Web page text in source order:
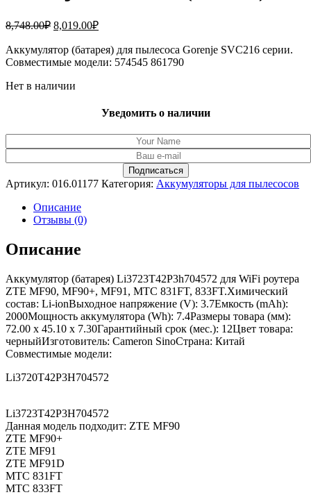
8,748.00₽ Первоначальная
составляла
8,748.00₽.
8,019.00₽Текущая
8,019.00₽.
Аккумулятор (батарея) для пылесоса Gorenje SVC216 серии.
Совместимые модели: 574545 861790
Нет в наличии
Уведомить о наличии
Артикул: 016.01177 Категория: Аккумуляторы для пылесосов
Описание
Отзывы (0)
Описание
Аккумулятор (батарея) Li3723T42P3h704572 для WiFi роутера
ZTE MF90, MF90+, MF91, МТС 831FT, 833FT.Химический
состав: Li-ionВыходное напряжение (V): 3.7Емкость (mAh):
2000Мощность аккумулятора (Wh): 7.4Размеры товара (мм):
72.00 x 45.10 x 7.30Гарантийный срок (мес.): 12Цвет товара:
черныйИзготовитель: Cameron SinoСтрана: Китай
Совместимые модели:
Li3720T42P3H704572
Li3723T42P3H704572
Данная модель подходит: ZTE MF90
ZTE MF90+
ZTE MF91
ZTE MF91D
МТС 831FT
МТС 833FT